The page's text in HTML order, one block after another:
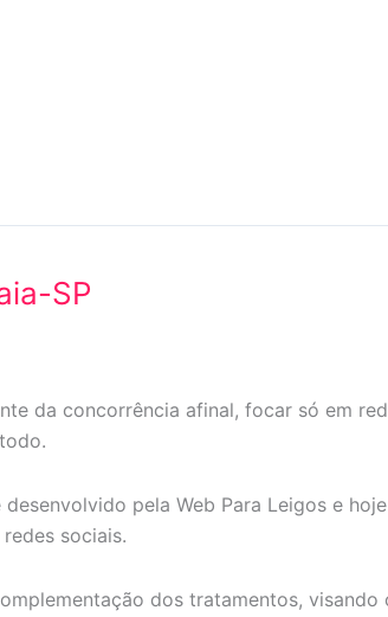
SP
da concorrência afinal, focar só em
pela Web Para Leigos e
sociais.
dos tratamentos, visando